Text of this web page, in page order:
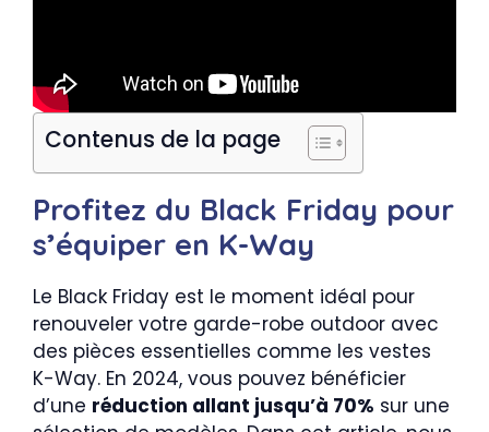
Contenus de la page
Profitez du Black Friday pour
s’équiper en K-Way
Le Black Friday est le moment idéal pour
renouveler votre garde-robe outdoor avec
des pièces essentielles comme les vestes
K-Way. En 2024, vous pouvez bénéficier
d’une réduction allant jusqu’à 70% sur une